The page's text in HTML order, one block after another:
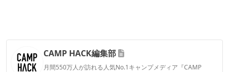
CAMP HACK編集部
月間550万人が訪れる人気No.1キャンプメディア『CAMP